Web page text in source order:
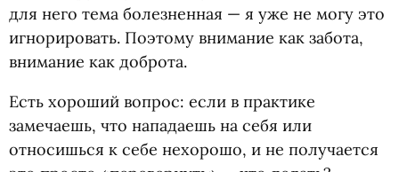
для него тема болезненная — я уже не могу это
игнорировать. Поэтому внимание как забота,
внимание как доброта.
Есть хороший вопрос: если в практике
замечаешь, что нападаешь на себя или
относишься к себе нехорошо, и не получается